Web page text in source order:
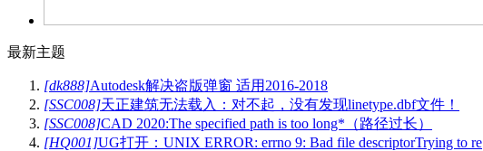
最新主题
[dk888]Autodesk解决盗版弹窗 适用2016-2018
[SSC008]天正建筑无法载入：对不起，没有发现linetype.dbf文件！
[SSC008]CAD 2020:The specified path is too long*（路径过长）
[HQ001]UG打开：UNIX ERROR: errno 9: Bad file descriptorTrying to re